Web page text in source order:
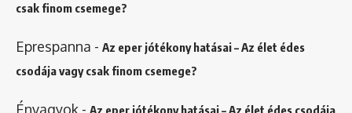
csak finom csemege?
Eprespanna - Az eper jótékony hatásai – Az élet édes
csodája vagy csak finom csemege?
Énvagyok - Az eper jótékony hatásai – Az élet édes csodája